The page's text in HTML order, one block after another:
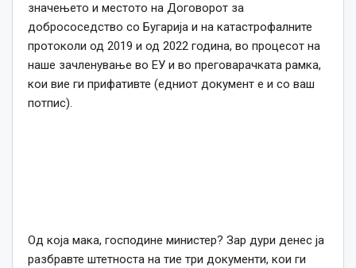
значењето и местото на Договорот за
добрососедство со Бугарија и на катастрофалните
протоколи од 2019 и од 2022 година, во процесот на
наше зачленување во ЕУ и во преговарачката рамка,
кои вие ги прифативте (едниот документ е и со ваш
потпис).
Од која мака, господине министер? Зар дури денес ја
разбравте штетноста на тие три документи, кои ги